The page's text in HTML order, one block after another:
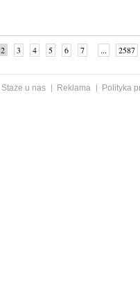
2 3 4 5 6 7 ... 2587
Staże u nas Reklama
Polityka